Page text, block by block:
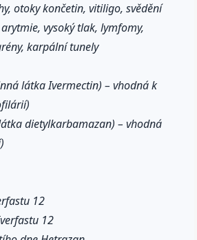
otoky končetin, vitiligo, svědění
vysoký tlak, lymfomy,
karpální tunely
látka Ivermectin) – vhodná k
dietylkarbamazan) – vhodná
12
12